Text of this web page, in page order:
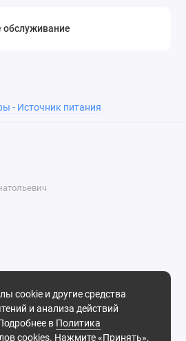
обслуживание
- Источник питания
cookie и другие средства
и анализа действий
в Политика
cookies. Нажмите «Принять»,